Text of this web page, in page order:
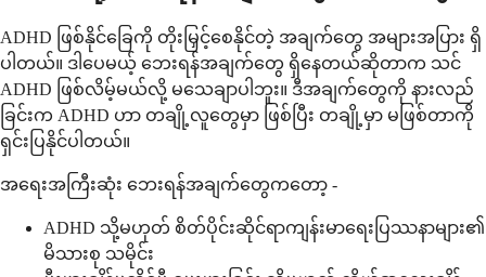
ADHD ဖြစ်နိုင်ခြေကို တိုးမြှင့်စေနိုင်တဲ့ အချက်တွေ အများအပြား ရှိ
ပါတယ်။ ဒါပေမယ့် ဘေးရန်အချက်တွေ ရှိနေတယ်ဆိုတာက သင်
ADHD ဖြစ်လိမ့်မယ်လို့ မသေချာပါဘူး။ ဒီအချက်တွေကို နားလည်
ခြင်းက ADHD ဟာ တချို့လူတွေမှာ ဖြစ်ပြီး တချို့မှာ မဖြစ်တာကို
ရှင်းပြနိုင်ပါတယ်။
အရေးအကြီးဆုံး ဘေးရန်အချက်တွေကတော့ -
ADHD သို့မဟုတ် စိတ်ပိုင်းဆိုင်ရာကျန်းမာရေးပြဿနာများ၏
မိသားစု သမိုင်း